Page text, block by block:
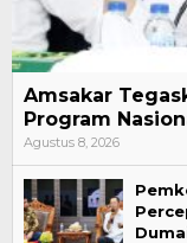
Amsakar
Program
Agustus 8, 2026